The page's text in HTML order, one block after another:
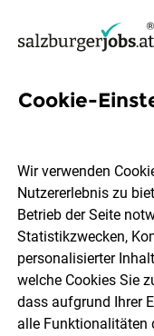
GMS
Salzburg Vollzeit
Cookie-
Wir verwenden
Nutzererlebnis zu
Betrieb der Seite
Statistikzwecken,
personalisierter
welche Cookies Sie
dass aufgrund Ihrer
alle Funktionalitäten